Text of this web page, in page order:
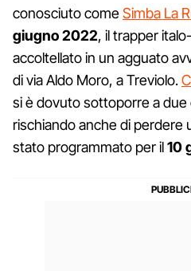
conosciuto comeSimba La
giugno 2022, il trapper
accoltellato in un agguato
di via Aldo Moro, a Treviolo.
si è dovuto sottoporre a
rischiando anche di perdere
stato programmato per il10